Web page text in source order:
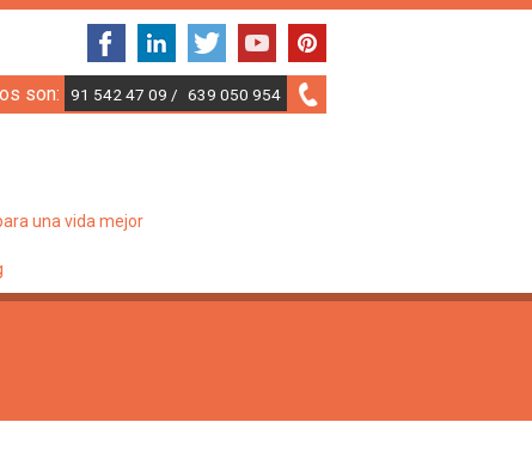
son: 91 542 47 09 / 639 050 954
una vida mejor